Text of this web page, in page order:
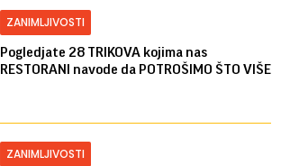
ZANIMLJIVOSTI
Pogledjate 28 TRIKOVA kojima nas
RESTORANI navode da POTROŠIMO ŠTO VIŠE
ZANIMLJIVOSTI